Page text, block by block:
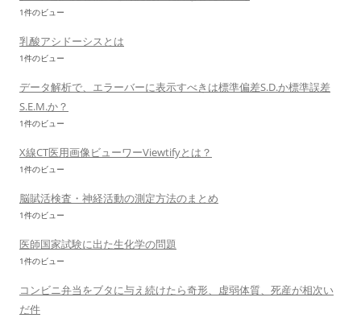
1件のビュー
乳酸アシドーシスとは
1件のビュー
データ解析で、エラーバーに表示すべきは標準偏差S.D.か標準誤差
S.E.M.か？
1件のビュー
X線CT医用画像ビューワーViewtifyとは？
1件のビュー
脳賦活検査・神経活動の測定方法のまとめ
1件のビュー
医師国家試験に出た生化学の問題
1件のビュー
コンビニ弁当をブタに与え続けたら奇形、虚弱体質、死産が相次い
だ件